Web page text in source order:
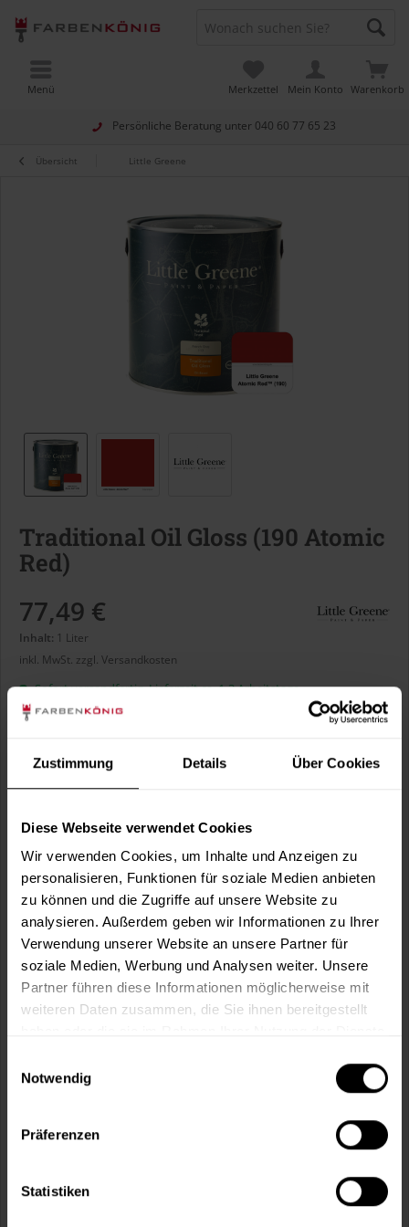
Zustimmung Details Über Cookies
Diese Webseite verwendet Cookies
Wir verwenden Cookies, um Inhalte und Anzeigen zu
personalisieren, Funktionen für soziale Medien anbieten
zu können und die Zugriffe auf unsere Website zu
analysieren. Außerdem geben wir Informationen zu Ihrer
Verwendung unserer Website an unsere Partner für
soziale Medien, Werbung und Analysen weiter. Unsere
Partner führen diese Informationen möglicherweise mit
weiteren Daten zusammen, die Sie ihnen bereitgestellt
Notwendig
Präferenzen
Statistiken
Persönliche Beratung unter 040 60 77 65 23
Warenkorb
Merkzettel Mein Konto
Menü
Übersicht Little Greene
Traditional Oil Gloss (190 Atomic
Red)
77,49 €
Inhalt: 1 Liter
inkl. MwSt. zzgl. Versandkosten
Sofort versandfertig, Lieferzeit ca. 1-3 Arbeitstage
Liter:
Wie viele m² wollen Sie bearbeiten?
m²
In den
Artikel-Nr.: